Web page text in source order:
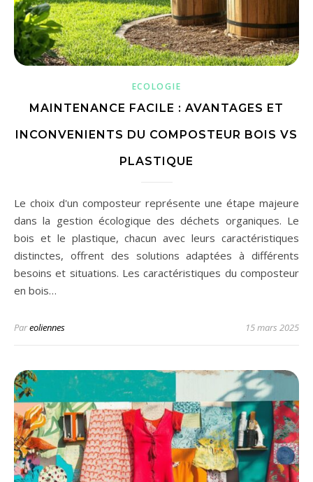
ECOLOGIE
MAINTENANCE FACILE : AVANTAGES ET
INCONVENIENTS DU COMPOSTEUR BOIS VS
PLASTIQUE
Le choix d'un composteur représente une étape majeure
dans la gestion écologique des déchets organiques. Le
bois et le plastique, chacun avec leurs caractéristiques
distinctes, offrent des solutions adaptées à différents
besoins et situations. Les caractéristiques du composteur
en bois…
Pareoliennes 15 mars 2025